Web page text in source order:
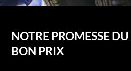
NOTRE PROMESSE
BON PRIX